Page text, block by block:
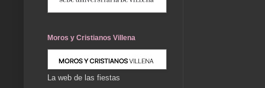
Moros y Cristianos Villena
La web de las fiestas